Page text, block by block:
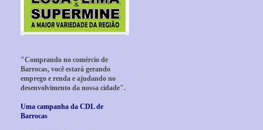
"Comprando no comércio de
Barrocas, você estará gerando
emprego e renda e ajudando no
desenvolvimento da nossa cidade".
Uma campanha da CDL de
Barrocas